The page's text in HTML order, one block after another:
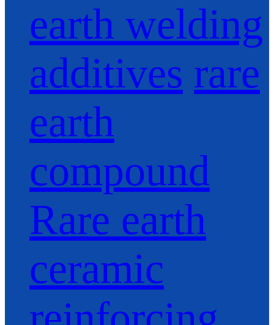
earth welding
additives rare
earth
compound
Rare earth
ceramic